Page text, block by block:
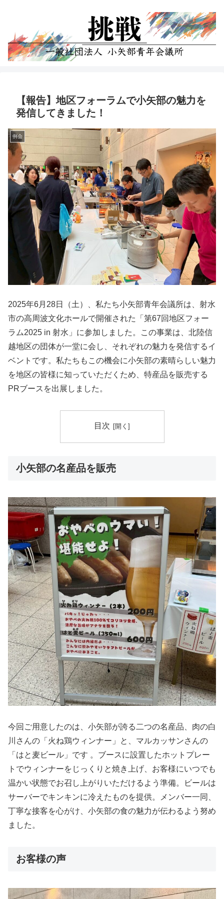
【報告】地区フォーラムで小矢部の魅力を
発信してきました！
例会
2025年6月28日（土）、私たち小矢部青年会議所は、射水
市の高周波文化ホールで開催された「第67回地区フォー
ラム2025 in 射水」に参加しました。この事業は、北陸信
越地区の団体が一堂に会し、それぞれの魅力を発信するイ
ベントです。私たちもこの機会に小矢部の素晴らしい魅力
を地区の皆様に知っていただくため、特産品を販売する
PRブースを出展しました。
目次
小矢部の名産品を販売
今回ご用意したのは、小矢部が誇る二つの名産品、肉の白
川さんの「火ね鶏ウィンナー」と、マルカッサンさんの
「はと麦ビール」です 。ブースに設置したホットプレー
トでウィンナーをじっくりと焼き上げ、お客様にいつでも
温かい状態でお召し上がりいただけるよう準備。ビールは
サーバーでキンキンに冷えたものを提供。メンバー一同、
丁寧な接客を心がけ、小矢部の食の魅力が伝わるよう努め
ました。
お客様の声